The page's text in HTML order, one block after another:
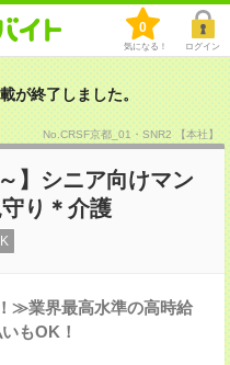
0
気になる！ ログイン
が終了しました。
No.CRSF京都_01・SNR2 【本社】
】シニア向けマン
り＊介護
≫業界最高水準の高時給
もOK！